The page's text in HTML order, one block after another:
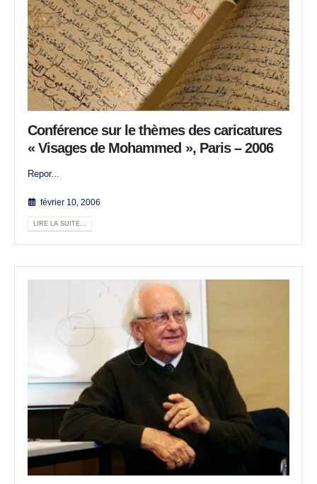
Conférence sur le thèmes des caricatures
« Visages de Mohammed », Paris – 2006
Repor...
février 10, 2006
LIRE LA SUITE...